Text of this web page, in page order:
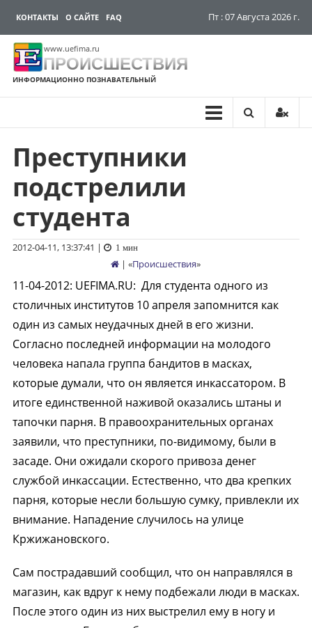
КОНТАКТЫ О САЙТЕ FAQ Пт : 07 Августа 2026 г.
www.uefima.ru
ПРОИСШЕСТВИЯ
ИНФОРМАЦИОННО ПОЗНАВАТЕЛЬНЫЙ
Перейти
содержимому
Преступники
подстрелили
студента
2012-04-11, 13:37:41 | 1 мин
| «Происшествия»
11-04-2012: UEFIMA.RU: Для студента одного из
столичных институтов 10 апреля запомнится как
один из самых неудачных дней в его жизни.
Согласно последней информации на молодого
человека напала группа бандитов в масках,
которые думали, что он является инкассатором. В
итоге единственной наживой оказались штаны и
тапочки парня. В правоохранительных органах
заявили, что преступники, по-видимому, были в
засаде. Они ожидали скорого привоза денег
службой инкассации. Естественно, что два крепких
парня, которые несли большую сумку, привлекли их
внимание. Нападение случилось на улице
Кржижановского.
Сам пострадавший сообщил, что он направлялся в
магазин, как вдруг к нему подбежали люди в масках.
После этого один из них выстрелил ему в ногу и